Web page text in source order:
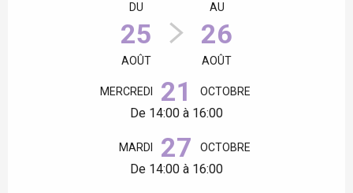
DU
25
AOÛT
AU
26
AOÛT
MERCREDI 21 OCTOBRE
De 14:00 à 16:00
MARDI 27 OCTOBRE
De 14:00 à 16:00